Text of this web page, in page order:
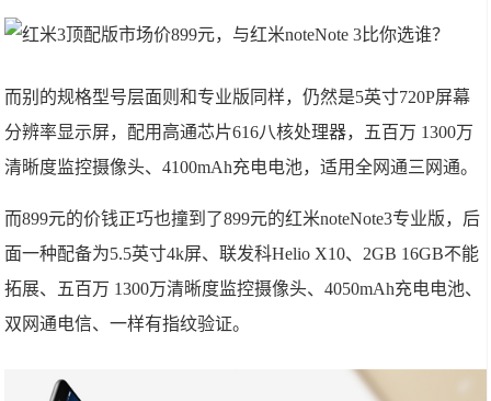
而别的规格型号层面则和专业版同样，仍然是5英寸720P屏幕
分辨率显示屏，配用高通芯片616八核处理器，五百万 1300万
清晰度监控摄像头、4100mAh充电电池，适用全网通三网通。
而899元的价钱正巧也撞到了899元的红米noteNote3专业版，后
面一种配备为5.5英寸4k屏、联发科Helio X10、2GB 16GB不能
拓展、五百万 1300万清晰度监控摄像头、4050mAh充电电池、
双网通电信、一样有指纹验证。